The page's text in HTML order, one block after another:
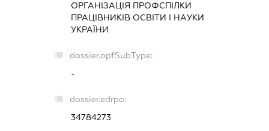
ОРГАНІЗАЦІЯ ПРОФСПІЛКИ
ПРАЦІВНИКІВ ОСВІТИ І НАУКИ
УКРАЇНИ
dossier.opfSubType:
-
dossier.edrpo:
34784273